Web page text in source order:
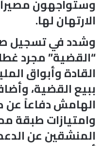
وستواجهون مصيراً
الارتهان لها.
وشدد في تسجيل
“القضية” مجرد
القادة وأبواق
ببيع القضية،
الهامش دفاعاً عن
وامتيازات طبقة
المنشقين عن